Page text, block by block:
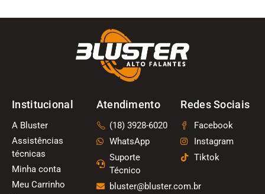
Institucional
A Bluster
Assistências
técnicas
Minha conta
Meu Carrinho
Atendimento
(18) 3928-6020
WhatsApp
Suporte
Técnico
bluster@bluster.com.br
Redes Sociais
Facebook
Instagram
Tiktok